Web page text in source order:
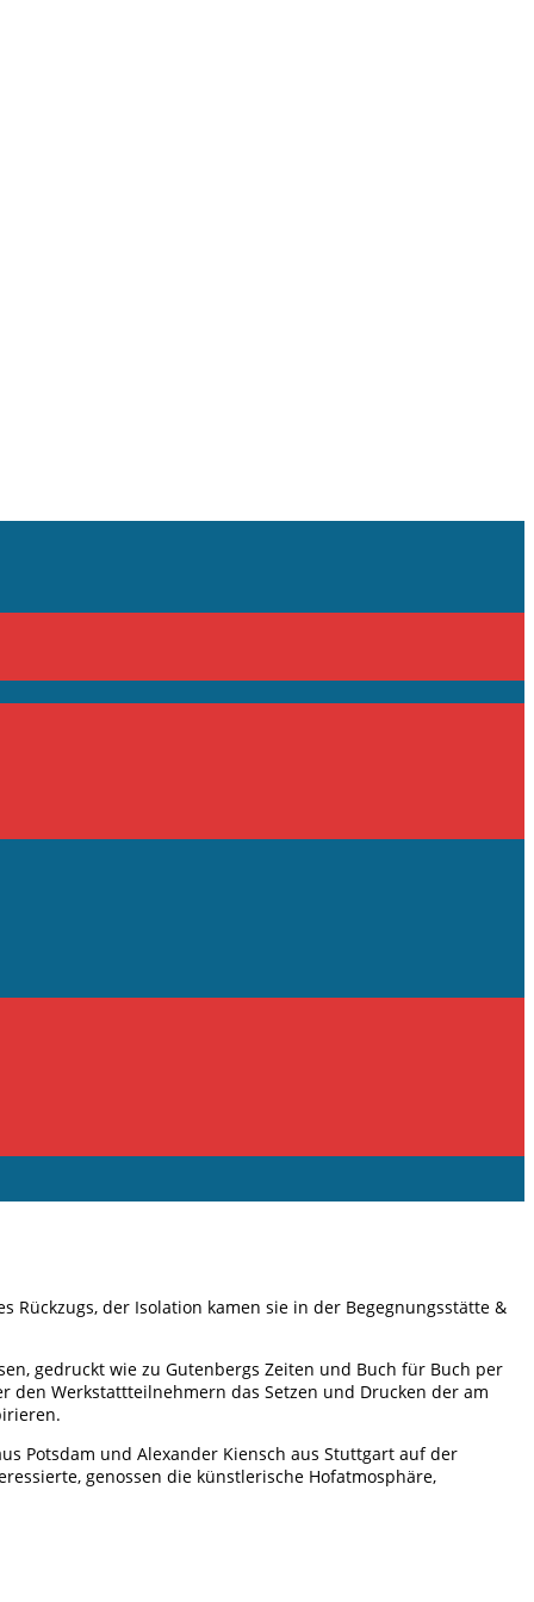
der Isolation kamen sie in der Begegnungsstätte &
gedruckt wie zu Gutenbergs Zeiten und Buch für Buch per
den Werkstattteilnehmern das Setzen und Drucken der am
Potsdam und Alexander Kiensch aus Stuttgart auf der
genossen die künstlerische Hofatmosphäre,